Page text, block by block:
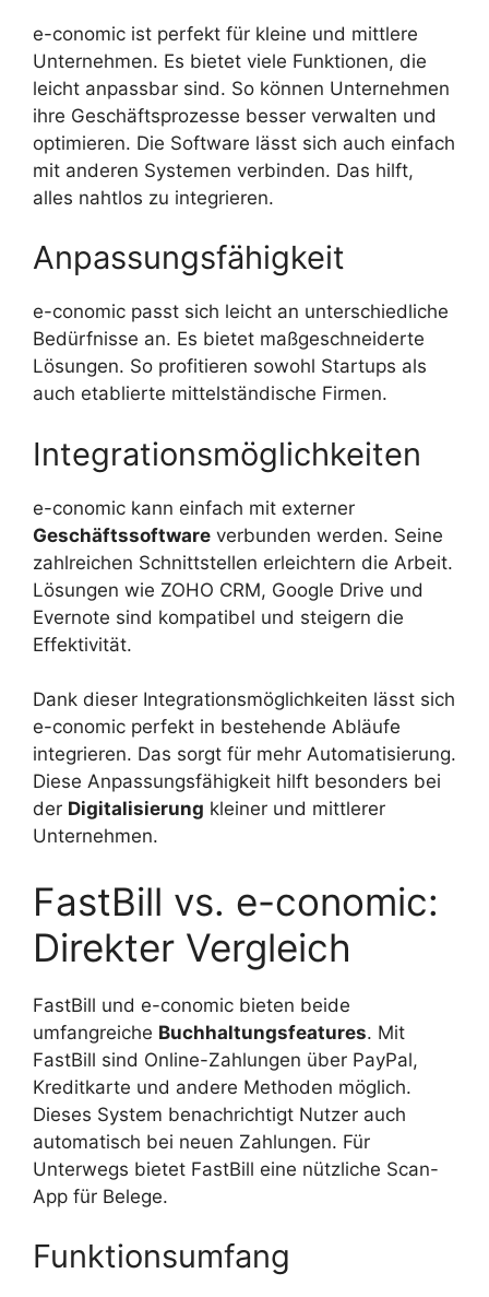
e-conomic ist perfekt für kleine und mittlere
Unternehmen. Es bietet viele Funktionen, die
leicht anpassbar sind. So können Unternehmen
ihre Geschäftsprozesse besser verwalten und
optimieren. Die Software lässt sich auch einfach
mit anderen Systemen verbinden. Das hilft,
alles nahtlos zu integrieren.
Anpassungsfähigkeit
e-conomic passt sich leicht an unterschiedliche
Bedürfnisse an. Es bietet maßgeschneiderte
Lösungen. So profitieren sowohl Startups als
auch etablierte mittelständische Firmen.
Integrationsmöglichkeiten
e-conomic kann einfach mit externer
Geschäftssoftware verbunden werden. Seine
zahlreichen Schnittstellen erleichtern die Arbeit.
Lösungen wie ZOHO CRM, Google Drive und
Evernote sind kompatibel und steigern die
Effektivität.
Dank dieser Integrationsmöglichkeiten lässt sich
e-conomic perfekt in bestehende Abläufe
integrieren. Das sorgt für mehr Automatisierung.
Diese Anpassungsfähigkeit hilft besonders bei
der Digitalisierung kleiner und mittlerer
Unternehmen.
FastBill vs. e-conomic:
Direkter Vergleich
FastBill und e-conomic bieten beide
umfangreiche Buchhaltungsfeatures. Mit
FastBill sind Online-Zahlungen über PayPal,
Kreditkarte und andere Methoden möglich.
Dieses System benachrichtigt Nutzer auch
automatisch bei neuen Zahlungen. Für
Unterwegs bietet FastBill eine nützliche Scan-
App für Belege.
Funktionsumfang